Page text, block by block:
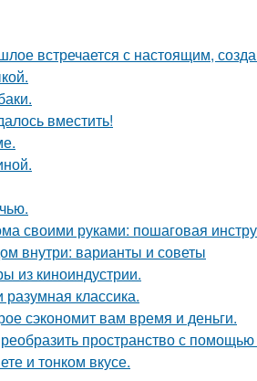
встречается с настоящим,
вместить!
своими руками: пошаговая
внутри: варианты и советы
из киноиндустрии.
классика.
сэкономит вам время и деньги.
пространство с
и тонком вкусе.